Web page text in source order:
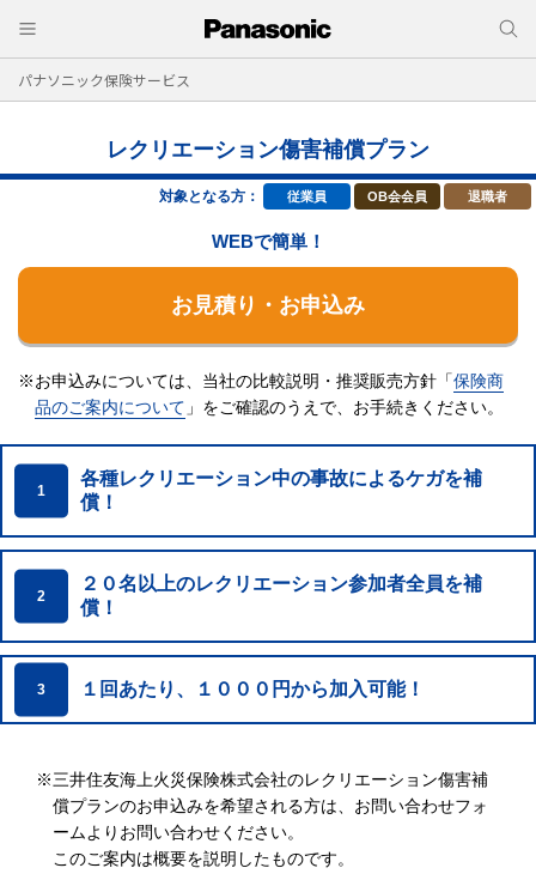
パナソニック保険サービス
レクリエーション傷害補償プラン
対象となる方： 従業員 OB会会員 退職者
WEBで簡単！
お見積り・お申込み
※お申込みについては、当社の比較説明・推奨販売方針「保険商
品のご案内について 」をご確認のうえで、 お手続きください。
1
各種レクリエーション中の事故によるケガを補
償！
2
２０名以上のレクリエーション参加者全員を補
償！
3 １回あたり、１０００円から加入可能！
※三井住友海上火災保険株式会社のレクリエーション傷害補
償プランのお申込みを希望される方は、お問い合わせフォ
ームよりお問い合わせください。
このご案内は概要を説明したものです。